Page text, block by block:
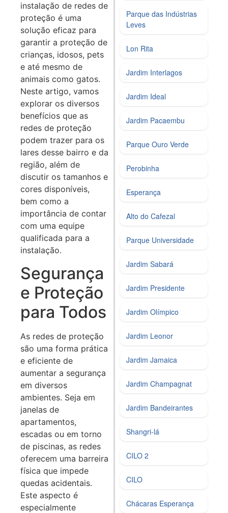
instalação de redes de
proteção é uma
solução eficaz para
garantir a proteção de
crianças, idosos, pets
e até mesmo de
animais como gatos.
Neste artigo, vamos
explorar os diversos
benefícios que as
redes de proteção
podem trazer para os
lares desse bairro e da
região, além de
discutir os tamanhos e
cores disponíveis,
bem como a
importância de contar
com uma equipe
qualificada para a
instalação.
Segurança
e Proteção
para Todos
As redes de proteção
são uma forma prática
e eficiente de
aumentar a segurança
em diversos
ambientes. Seja em
janelas de
apartamentos,
escadas ou em torno
de piscinas, as redes
oferecem uma barreira
física que impede
quedas acidentais.
Este aspecto é
especialmente
Parque das Indústrias
Leves
Lon Rita
Jardim Interlagos
Jardim Ideal
Jardim Pacaembu
Parque Ouro Verde
Perobinha
Esperança
Alto do Cafezal
Parque Universidade
Jardim Sabará
Jardim Presidente
Jardim Olímpico
Jardim Leonor
Jardim Jamaica
Jardim Champagnat
Jardim Bandeirantes
Shangri-lá
CILO 2
CILO
Chácaras Esperança